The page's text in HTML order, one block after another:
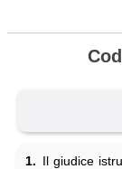
1. Il giudice